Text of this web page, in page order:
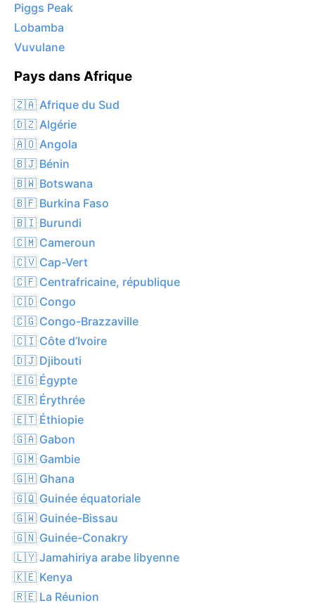
Piggs Peak
Lobamba
Vuvulane
Pays dans Afrique
🇿🇦 Afrique du Sud
🇩🇿 Algérie
🇦🇴 Angola
🇧🇯 Bénin
🇧🇼 Botswana
🇧🇫 Burkina Faso
🇧🇮 Burundi
🇨🇲 Cameroun
🇨🇻 Cap-Vert
🇨🇫 Centrafricaine, république
🇨🇩 Congo
🇨🇬 Congo-Brazzaville
🇨🇮 Côte d’Ivoire
🇩🇯 Djibouti
🇪🇬 Égypte
🇪🇷 Érythrée
🇪🇹 Éthiopie
🇬🇦 Gabon
🇬🇲 Gambie
🇬🇭 Ghana
🇬🇶 Guinée équatoriale
🇬🇼 Guinée-Bissau
🇬🇳 Guinée-Conakry
🇱🇾 Jamahiriya arabe libyenne
🇰🇪 Kenya
🇷🇪 La Réunion